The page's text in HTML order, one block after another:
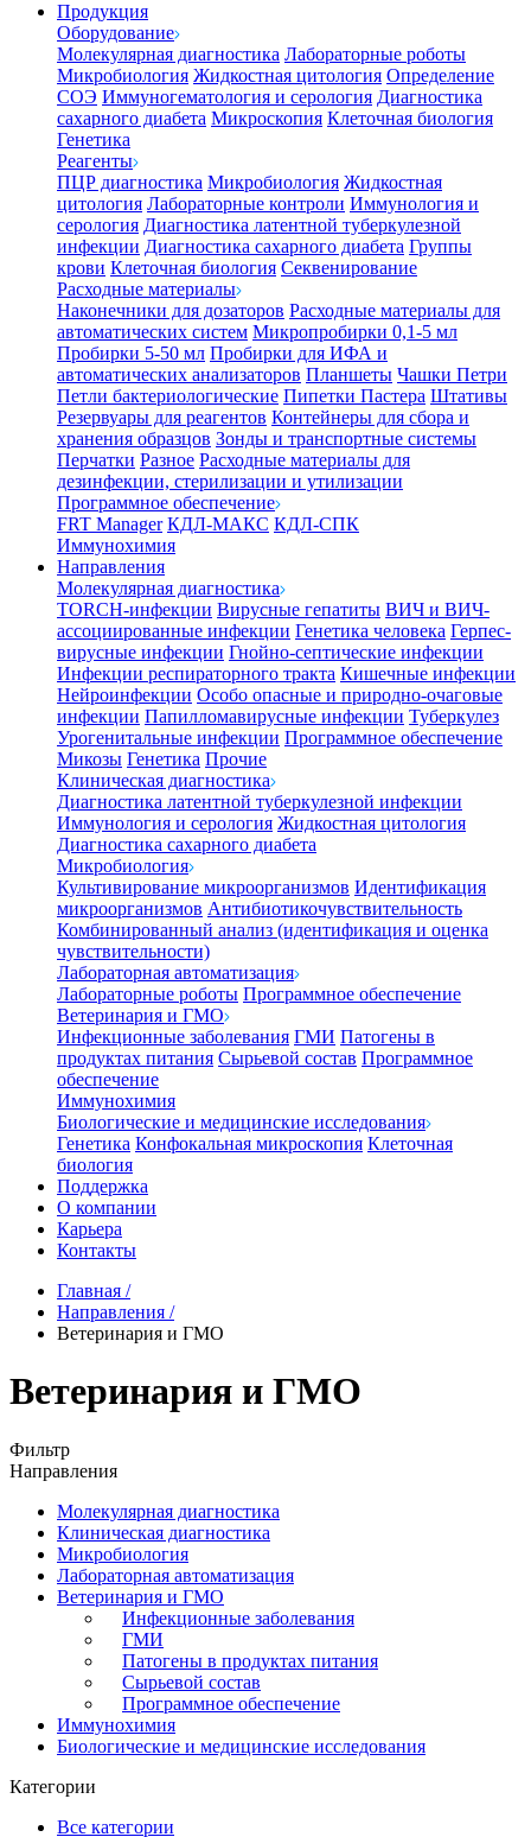
Продукция
Оборудование
Молекулярная диагностика Лабораторные роботы
Микробиология Жидкостная цитология Определение
СОЭ Иммуногематология и серология Диагностика
сахарного диабета Микроскопия Клеточная биология
Генетика
Реагенты
ПЦР диагностика Микробиология Жидкостная
цитология Лабораторные контроли Иммунология и
серология Диагностика латентной туберкулезной
инфекции Диагностика сахарного диабета Группы
крови Клеточная биология Секвенирование
Расходные материалы
Наконечники для дозаторов Расходные материалы для
автоматических систем Микропробирки 0,1-5 мл
Пробирки 5-50 мл Пробирки для ИФА и
автоматических анализаторов Планшеты Чашки Петри
Петли бактериологические Пипетки Пастера Штативы
Резервуары для реагентов Контейнеры для сбора и
хранения образцов Зонды и транспортные системы
Перчатки Разное Расходные материалы для
дезинфекции, стерилизации и утилизации
Программное обеспечение
FRT Manager КДЛ-МАКС КДЛ-СПК
Иммунохимия
Направления
Молекулярная диагностика
TORCH-инфекции Вирусные гепатиты ВИЧ и ВИЧ-
ассоциированные инфекции Генетика человека Герпес-
вирусные инфекции Гнойно-септические инфекции
Инфекции респираторного тракта Кишечные инфекции
Нейроинфекции Особо опасные и природно-очаговые
инфекции Папилломавирусные инфекции Туберкулез
Урогенитальные инфекции Программное обеспечение
Микозы Генетика Прочие
Клиническая диагностика
Диагностика латентной туберкулезной инфекции
Иммунология и серология Жидкостная цитология
Диагностика сахарного диабета
Микробиология
Культивирование микроорганизмов Идентификация
микроорганизмов Антибиотикочувствительность
Комбинированный анализ (идентификация и оценка
чувствительности)
Лабораторная автоматизация
Лабораторные роботы Программное обеспечение
Ветеринария и ГМО
Инфекционные заболевания ГМИ Патогены в
продуктах питания Сырьевой состав Программное
обеспечение
Иммунохимия
Биологические и медицинские исследования
Генетика Конфокальная микроскопия Клеточная
биология
Поддержка
О компании
Карьера
Контакты
Главная /
Направления /
Ветеринария и ГМО
Ветеринария и ГМО
Фильтр
Направления
Молекулярная диагностика
Клиническая диагностика
Микробиология
Лабораторная автоматизация
Ветеринария и ГМО
Инфекционные заболевания
ГМИ
Патогены в продуктах питания
Сырьевой состав
Программное обеспечение
Иммунохимия
Биологические и медицинские исследования
Категории
Все категории